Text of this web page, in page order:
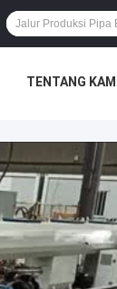
TENTANG KAMI